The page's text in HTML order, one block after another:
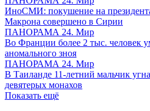
ИноСМИ: покушение на
Макрона совершено в Сирии
ПАНОРАМА 24. Мир
Во Франции более 2 тыс. человек
аномального зноя
ПАНОРАМА 24. Мир
В Таиланде 11-летний мальчик
девятерых монахов
Показать ещё